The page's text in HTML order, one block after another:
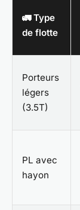
🚛 Type
de flotte
Porteurs
légers
(3.5T)
PL avec
hayon